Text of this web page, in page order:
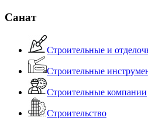
Санат
Строительные и
Строительные
Строительные компании
Строительство